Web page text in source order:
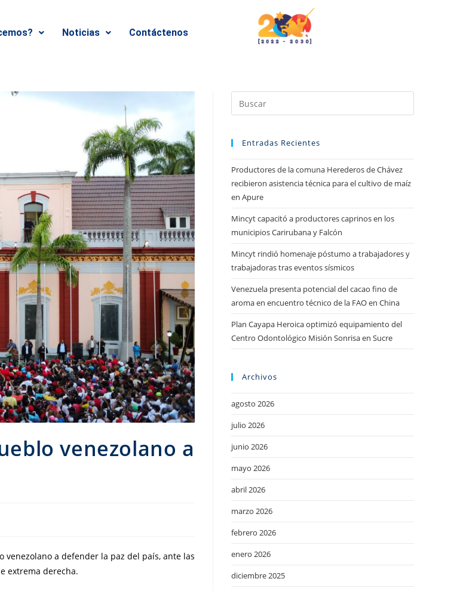
Noticias Contáctenos
venezolano a
a defender la paz del país, ante las
extrema derecha.
Entradas Recientes
Productores de la comuna Herederos de Chávez
recibieron asistencia técnica para el cultivo de maíz
en Apure
Mincyt capacitó a productores caprinos en los
municipios Carirubana y Falcón
Mincyt rindió homenaje póstumo a trabajadores y
trabajadoras tras eventos sísmicos
Venezuela presenta potencial del cacao fino de
aroma en encuentro técnico de la FAO en China
Plan Cayapa Heroica optimizó equipamiento del
Centro Odontológico Misión Sonrisa en Sucre
Archivos
agosto 2026
julio 2026
junio 2026
mayo 2026
abril 2026
marzo 2026
febrero 2026
enero 2026
diciembre 2025